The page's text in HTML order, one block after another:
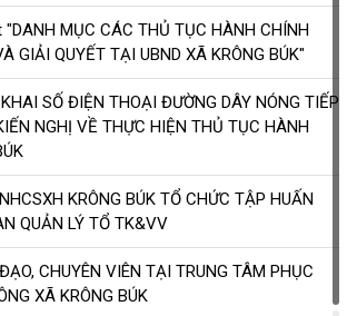
MỤC CÁC THỦ TỤC HÀNH CHÍNH
GIẢI QUYẾT TẠI UBND XÃ KRÔNG BÚK"
SỐ ĐIỆN THOẠI ĐƯỜNG DÂY NÓNG TIẾP
NGHỊ VỀ THỰC HIỆN THỦ TỤC HÀNH
KRÔNG BÚK TỔ CHỨC TẬP HUẤN
QUẢN LÝ TỔ TK&VV
CHUYÊN VIÊN TẠI TRUNG TÂM PHỤC
XÃ KRÔNG BÚK
NHẬN VÀ GIẢI QUYẾT TẠI UBND XÃ
KHAI SỐ ĐIỆN THOẠI ĐƯỜNG DÂY
PHẢN ÁNH, KIẾN NGHỊ VỀ THỰC HIỆN
NHCSXH KRÔNG BÚK TỔ CHỨC TẬP
CHO BAN QUẢN LÝ TỔ TK&VV